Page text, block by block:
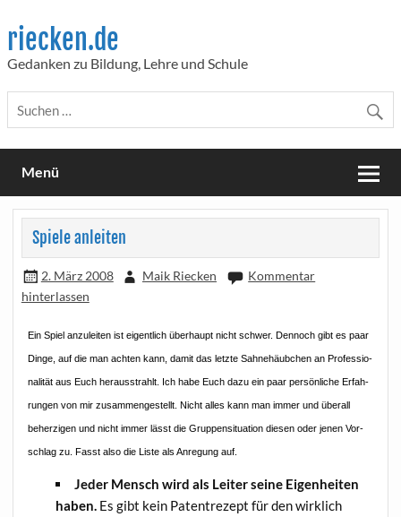
content
riecken.de
Gedanken zu Bildung, Lehre und Schule
Menü
Spiele anleiten
2. März 2008 Maik Riecken
Kommentar
hinterlassen
Ein Spiel anzu­lei­ten ist eigent­lich über­haupt nicht schwer. Den­noch gibt es paar
Din­ge, auf die man ach­ten kann, damit das letz­te Sah­ne­häub­chen an Pro­fes­sio­
na­li­tät aus Euch her­aus­strahlt. Ich habe Euch dazu ein paar per­sön­li­che Erfah­
run­gen von mir zusam­men­ge­stellt. Nicht alles kann man immer und über­all
beher­zi­gen und nicht immer lässt die Grup­pen­si­tua­ti­on die­sen oder jenen Vor­
schlag zu. Fasst also die Lis­te als Anre­gung auf.
Jeder Mensch wird als Lei­ter sei­ne Eigen­hei­ten
haben.Es gibt kein Patent­re­zept für den wirk­lich